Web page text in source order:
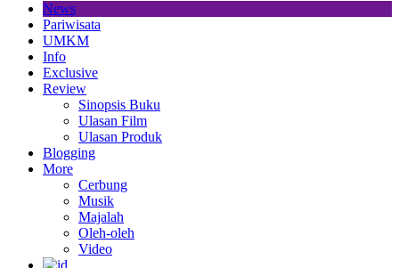
News
Pariwisata
UMKM
Info
Exclusive
Review
Sinopsis Buku
Ulasan Film
Ulasan Produk
Blogging
More
Cerbung
Musik
Majalah
Oleh-oleh
Video